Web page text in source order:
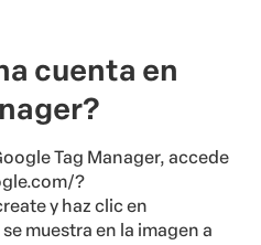
cuenta en
Tag Manager, accede
?
y haz clic en
muestra en la imagen a